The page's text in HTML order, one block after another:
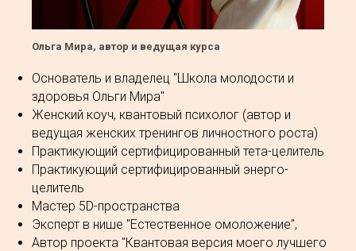
Ольга Мира, автор и ведущая курса
Основатель и владелец "Школа молодости и
здоровья Ольги Мира"
Женский коуч, квантовый психолог (автор и
ведущая женских тренингов личностного роста)
Практикующий сертифицированный тета-целитель
Практикующий сертифицированный энерго-
целитель
Мастер 5D-пространства
Эксперт в нише "Естественное омоложение",
Автор проекта "Квантовая версия моего лучшего